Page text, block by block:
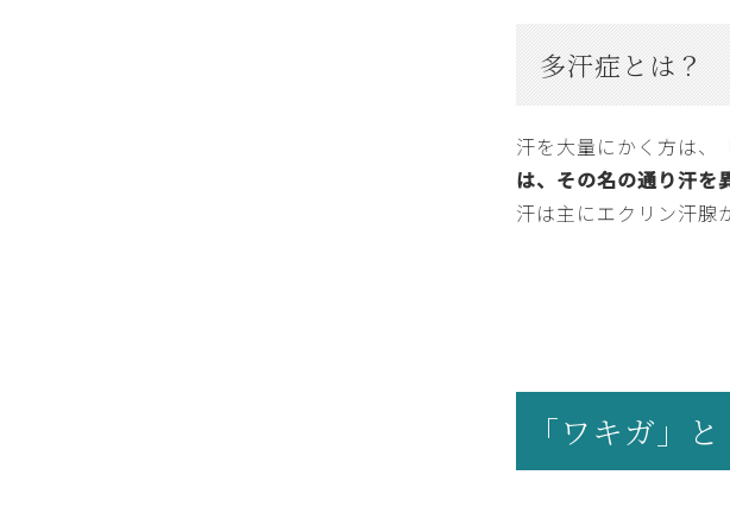
多汗症とは？
汗を大量にかく方は、
は、その名の通り汗を
汗は主にエクリン汗腺
「ワキガ」